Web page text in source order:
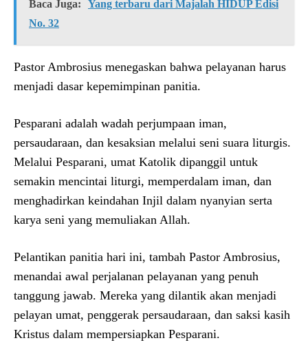
Baca Juga:
Yang terbaru dari Majalah HIDUP Edisi
No. 32
Pastor Ambrosius menegaskan bahwa pelayanan harus
menjadi dasar kepemimpinan panitia.
Pesparani adalah wadah perjumpaan iman,
persaudaraan, dan kesaksian melalui seni suara liturgis.
Melalui Pesparani, umat Katolik dipanggil untuk
semakin mencintai liturgi, memperdalam iman, dan
menghadirkan keindahan Injil dalam nyanyian serta
karya seni yang memuliakan Allah.
Pelantikan panitia hari ini, tambah Pastor Ambrosius,
menandai awal perjalanan pelayanan yang penuh
tanggung jawab. Mereka yang dilantik akan menjadi
pelayan umat, penggerak persaudaraan, dan saksi kasih
Kristus dalam mempersiapkan Pesparani.